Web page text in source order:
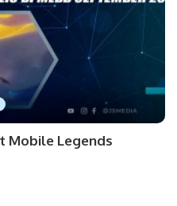
Mobile Legends